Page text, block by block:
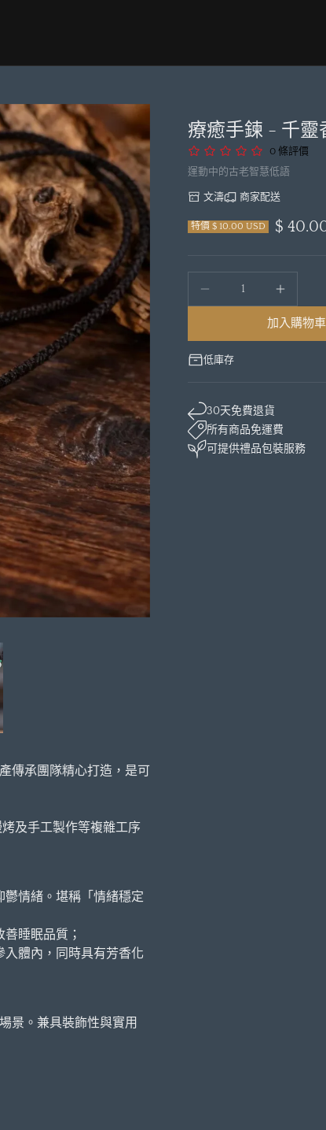
傳承團隊精心打造，是可
及手工製作等複雜工序
情緒。堪稱「情緒穩定
睡眠品質；
體內，同時具有芳香化
景。兼具裝飾性與實用
療癒手鍊 - 千靈
0 條評價
運動中的古老智慧低語
文濤 商家配送
$
特價 $ 10.00 USD
加入購物車
低庫存
30天免費退貨
所有商品免運費
可提供禮品包裝服務